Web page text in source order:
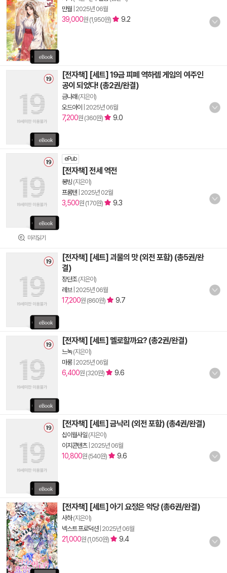
만월 2025년 06월
39,000원 (1,950원) 9.2
[전자책] [세트] 19금 피폐 역하렘 게임의 여주인
공이 되었다! (총2권/완결)
금나래 (지은이)
오드아이
2025년 06월
7,200원 (360원) 9.0
미리읽기
ePub
[전자책] 전세 역전
봉빙 (지은이)
프롬텐 2025년 02월
3,500원 (170원) 9.3
[전자책] [세트] 괴물의 맛 (외전 포함) (총5권/완
결)
장단조(지은이)
레브| 2025년 06월
17,200원 (860원) 9.7
[전자책] [세트] 멜로할까요? (총2권/완결)
느녹(지은이)
마롱| 2025년 06월
6,400원 (320원) 9.6
[전자책] [세트] 금낙리 (외전 포함) (총4권/완결)
십이월사일 (지은이)
이지콘텐츠| 2025년 06월
10,800원 (540원) 9.6
[전자책] [세트] 아기 요정은 악당 (총6권/완결)
사하(지은이)
넥스트 프로덕션| 2025년 06월
21,000원 (1,050원) 9.4